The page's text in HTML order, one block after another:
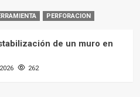
PERFORACION
de un muro en
262